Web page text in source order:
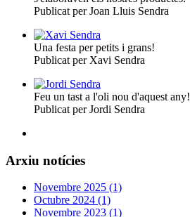
Publicat per Joan Lluis Sendra
Una festa per petits i grans!
Publicat per Xavi Sendra
Feu un tast a l'oli nou d'aquest any!
Publicat per Jordi Sendra
Arxiu notícies
Novembre 2025 (1)
Octubre 2024 (1)
Novembre 2023 (1)